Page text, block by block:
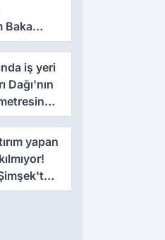
Baka
iş yeri
Dağı'nın
yapan